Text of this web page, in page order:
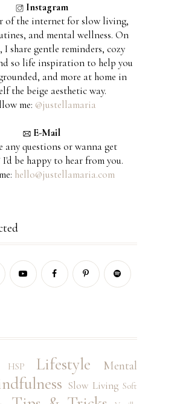
Instagram
of the internet for slow living,
and mental wellness. On
I share gentle reminders, cozy
soft life inspiration to help you
and more at home in
the beige aesthetic way.
me: @justellamaria
E-Mail
any questions or wanna get
I'd be happy to hear from you.
hello@justellamaria.com
HSP Lifestyle
Mental
Slow Living Soft